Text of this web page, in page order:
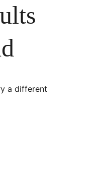
a different